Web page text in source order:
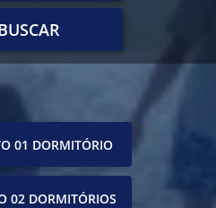
01 DORMITÓRIO
02 DORMITÓRIOS